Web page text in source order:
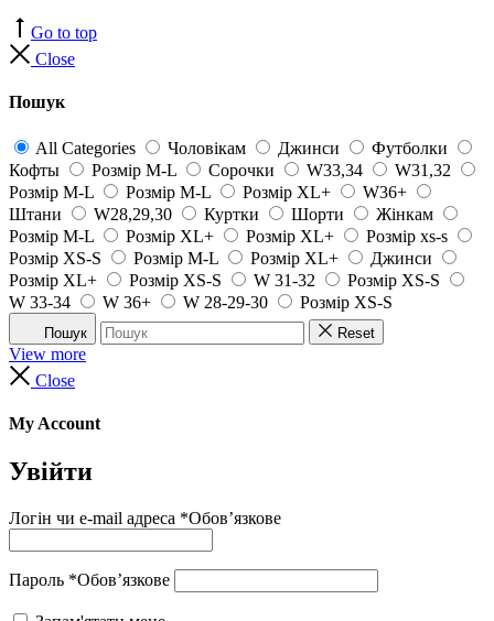
Go to top
Close
Пошук
All Categories Чоловікам Джинси
Футболки
Кофты
Розмір M-L Сорочки W33,34
W31,32
Розмір M-L
Розмір M-L Розмір XL+
W36+
Штани
W28,29,30 Куртки Шорти
Жінкам
Розмір M-L
Розмір XL+ Розмір XL+
Розмір xs-s
Розмір XS-S
Розмір M-L Розмір XL+
Джинси
Розмір XL+
Розмір XS-S W 31-32
Розмір XS-S
W 33-34
W 36+ W 28-29-30 Розмір XS-S
Пошук Reset
View more
Close
My Account
Увійти
Логін чи e-mail адреса *Обов’язкове
Пароль *Обов’язкове